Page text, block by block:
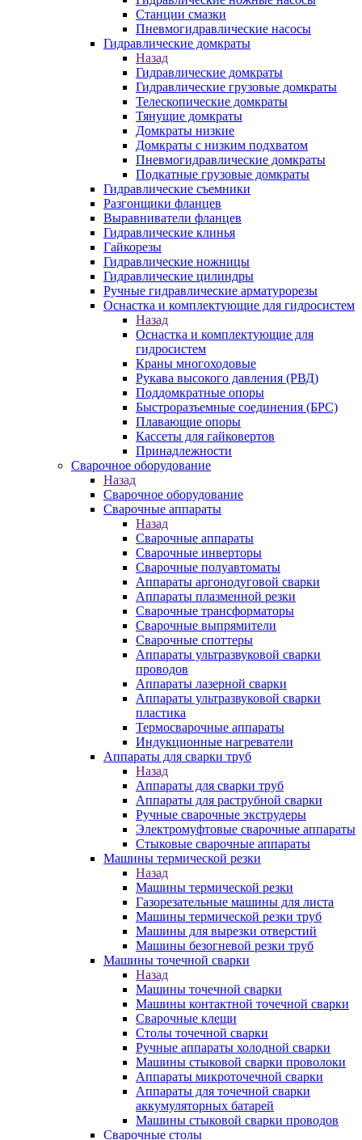
Станции смазки
Пневмогидравлические насосы
Гидравлические домкраты
Назад
Гидравлические домкраты
Гидравлические грузовые домкраты
Телескопические домкраты
Тянущие домкраты
Домкраты низкие
Домкраты с низким подхватом
Пневмогидравлические домкраты
Подкатные грузовые домкраты
Гидравлические съемники
Разгонщики фланцев
Выравниватели фланцев
Гидравлические клинья
Гайкорезы
Гидравлические ножницы
Гидравлические цилиндры
Ручные гидравлические арматурорезы
Оснастка и комплектующие для гидросистем
Назад
Оснастка и комплектующие для
гидросистем
Краны многоходовые
Рукава высокого давления (РВД)
Поддомкратные опоры
Быстроразъемные соединения (БРС)
Плавающие опоры
Кассеты для гайковертов
Принадлежности
Сварочное оборудование
Назад
Сварочное оборудование
Сварочные аппараты
Назад
Сварочные аппараты
Сварочные инверторы
Сварочные полуавтоматы
Аппараты аргонодуговой сварки
Аппараты плазменной резки
Сварочные трансформаторы
Сварочные выпрямители
Сварочные споттеры
Аппараты ультразвуковой сварки
проводов
Аппараты лазерной сварки
Аппараты ультразвуковой сварки
пластика
Термосварочные аппараты
Индукционные нагреватели
Аппараты для сварки труб
Назад
Аппараты для сварки труб
Аппараты для раструбной сварки
Ручные сварочные экструдеры
Электромуфтовые сварочные аппараты
Стыковые сварочные аппараты
Машины термической резки
Назад
Машины термической резки
Газорезательные машины для листа
Машины термической резки труб
Машины для вырезки отверстий
Машины безогневой резки труб
Машины точечной сварки
Назад
Машины точечной сварки
Машины контактной точечной сварки
Сварочные клещи
Столы точечной сварки
Ручные аппараты холодной сварки
Машины стыковой сварки проволоки
Аппараты микроточечной сварки
Аппараты для точечной сварки
аккумуляторных батарей
Машины стыковой сварки проводов
Сварочные столы